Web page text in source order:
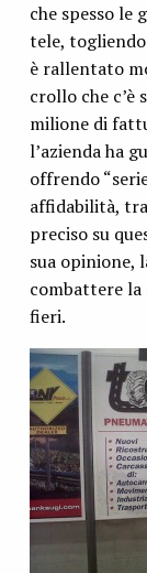
che spesso le
tele,
è rallentato
crollo che
milione di
l’azienda ha
offrendo
affidabilità,
preciso su
sua opinione,
combattere la
fieri.